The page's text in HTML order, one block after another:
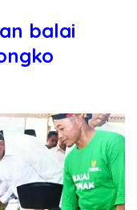
balai